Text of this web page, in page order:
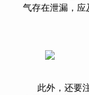
气存在泄漏，应
此外，还要注